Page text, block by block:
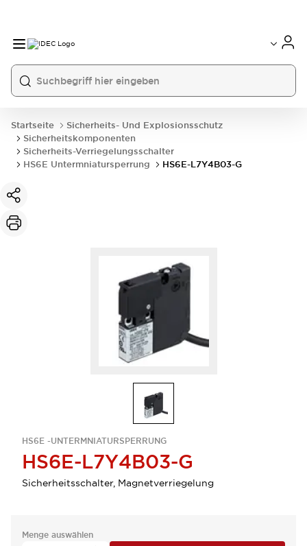
Startseite
Sicherheits- Und Explosionsschutz
Sicherheitskomponenten
Sicherheits-Verriegelungsschalter
HS6E Untermniatursperrung
HS6E-L7Y4B03-G
HS6E -UNTERMNIATURSPERRUNG
HS6E-L7Y4B03-G
Sicherheitsschalter, Magnetverriegelung
Menge auswählen